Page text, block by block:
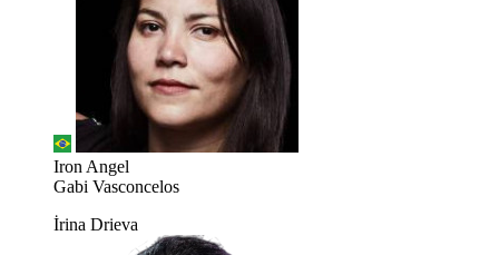
Iron Angel
Gabi Vasconcelos
İrina Drieva